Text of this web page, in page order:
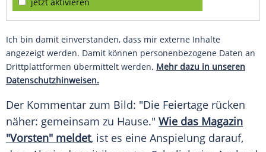
jetzt aktivieren
Ich bin damit einverstanden, dass mir externe Inhalte
angezeigt werden. Damit können personenbezogene Daten an
Drittplattformen übermittelt werden. Mehr dazu in unseren
Datenschutzhinweisen.
Der Kommentar zum Bild: "Die Feiertage rücken
näher: gemeinsam zu Hause." Wie das Magazin
"Vorsten" meldet, ist es eine Anspielung darauf,